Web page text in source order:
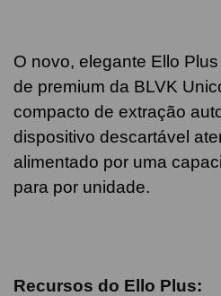
O novo, elegante Ello
de premium da BLVK
compacto de extração
dispositivo descartável
alimentado por uma
para por unidade.
Recursos do Ello Plus: